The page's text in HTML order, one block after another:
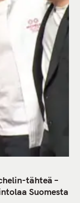
tähteä –
Suomesta